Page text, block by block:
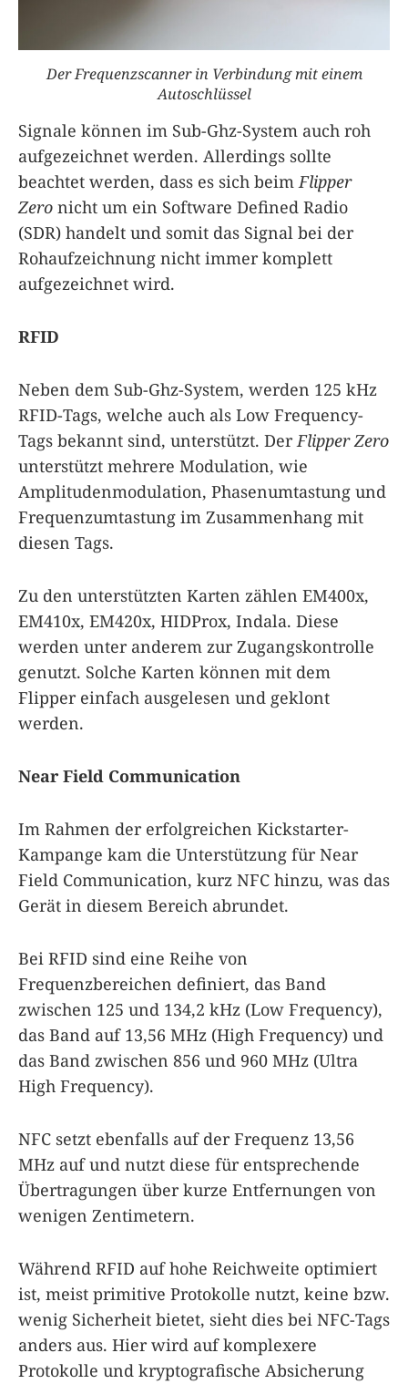
Der Frequenzscanner in Verbindung mit einem
Autoschlüssel
Signale können im Sub-Ghz-System auch roh
aufgezeichnet werden. Allerdings sollte
beachtet werden, dass es sich beimFlipper
Zero nicht um ein Software Defined Radio
(SDR) handelt und somit das Signal bei der
Rohaufzeichnung nicht immer komplett
aufgezeichnet wird.
RFID
Neben dem Sub-Ghz-System, werden 125 kHz
RFID-Tags, welche auch als Low Frequency-
Tags bekannt sind, unterstützt. DerFlipper Zero
unterstützt mehrere Modulation, wie
Amplitudenmodulation, Phasenumtastung und
Frequenzumtastung im Zusammenhang mit
diesen Tags.
Zu den unterstützten Karten zählen EM400x,
EM410x, EM420x, HIDProx, Indala. Diese
werden unter anderem zur Zugangskontrolle
genutzt. Solche Karten können mit dem
Flipper einfach ausgelesen und geklont
werden.
Near Field Communication
Im Rahmen der erfolgreichen Kickstarter-
Kampange kam die Unterstützung für Near
Field Communication, kurz NFC hinzu, was das
Gerät in diesem Bereich abrundet.
Bei RFID sind eine Reihe von
Frequenzbereichen definiert, das Band
zwischen 125 und 134,2 kHz (Low Frequency),
das Band auf 13,56 MHz (High Frequency) und
das Band zwischen 856 und 960 MHz (Ultra
High Frequency).
NFC setzt ebenfalls auf der Frequenz 13,56
MHz auf und nutzt diese für entsprechende
Übertragungen über kurze Entfernungen von
wenigen Zentimetern.
Während RFID auf hohe Reichweite optimiert
ist, meist primitive Protokolle nutzt, keine bzw.
wenig Sicherheit bietet, sieht dies bei NFC-Tags
anders aus. Hier wird auf komplexere
Protokolle und kryptografische Absicherung